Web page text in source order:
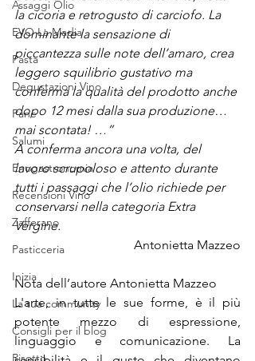
Assaggi Olio
EVO La Madia
Pasta
Degustazioni Vino
Pane
Salumi
Enogastronomia
Recensioni Vino
Zafferano
Pasticceria
Inizia
La tua community
Consigli per il blog
Risotto
la cicoria e retrogusto di carciofo. La
dominante la sensazione di
piccantezza sulle note dell’amaro, crea
leggero squilibrio gustativo ma
conferma la qualità del prodotto anche
dopo 12 mesi dalla sua produzione…
mai scontata! …”
A conferma ancora una volta, del
lavoro scrupoloso e attento durante
tutti i passaggi che l’olio richiede per
conservarsi nella categoria Extra
Vergine.
Antonietta Mazzeo
Nota dell’autore Antonietta Mazzeo
L'arte, in tutte le sue forme, è il più
potente mezzo di espressione,
linguaggio e comunicazione. La